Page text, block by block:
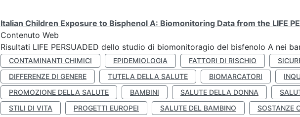
Italian Children Exposure to Bisphenol A: Biomonitoring Data from the LIFE
Contenuto Web
Risultati LIFE PERSUADED dello studio di biomonitoragio del bisfenolo A nei
CONTAMINANTI CHIMICI EPIDEMIOLOGIA FATTORI DI RISCHIO
DIFFERENZE DI GENERE
TUTELA DELLA SALUTE BIOMARCATORI
PROMOZIONE DELLA SALUTE
BAMBINI SALUTE DELLA DONNA
STILI DI VITA
PROGETTI EUROPEI SALUTE DEL BAMBINO
SOSTANZE